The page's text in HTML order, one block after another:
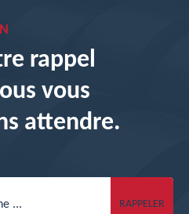
rappel
vous
attendre.